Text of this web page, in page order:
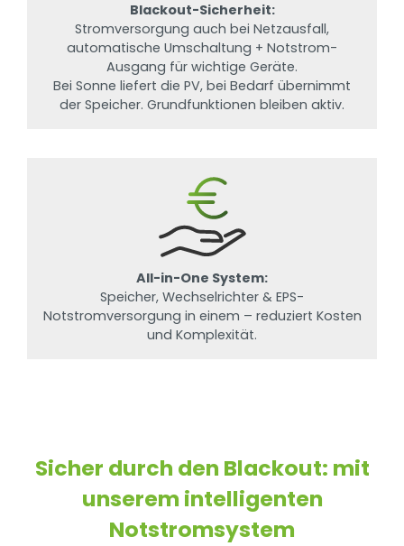
Blackout-Sicherheit:
Stromversorgung auch bei Netzausfall,
automatische Umschaltung + Notstrom-
Ausgang für wichtige Geräte.
Bei Sonne liefert die PV, bei Bedarf übernimmt
der Speicher. Grundfunktionen bleiben aktiv.
All-in-One System:
Speicher, Wechselrichter & EPS-
Notstromversorgung in einem – reduziert Kosten
und Komplexität.
Sicher durch den Blackout: mit
unserem intelligenten
Notstromsystem